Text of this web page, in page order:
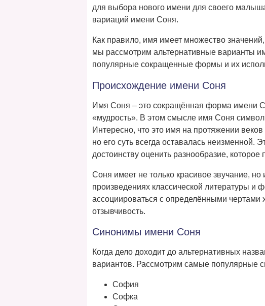
для выбора нового имени для своего
вариаций имени Соня.
Как правило, имя имеет множество
мы рассмотрим альтернативные варианты
популярные сокращенные формы и их
Происхождение имени Соня
Имя Соня – это сокращённая форма имени
«мудрость». В этом смысле имя Соня
Интересно, что это имя на протяжении
но его суть всегда оставалась неизменной.
достоинству оценить разнообразие,
Соня имеет не только красивое звучание,
произведениях классической литературы и
ассоциироваться с определёнными чертами
отзывчивость.
Синонимы имени Соня
Когда дело доходит до альтернативных
вариантов. Рассмотрим самые популярные
София
Софка